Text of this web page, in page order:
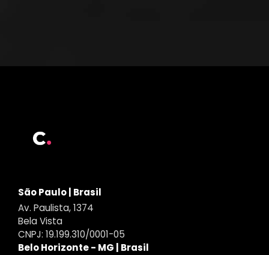
São Paulo | Brasil
Av. Paulista, 1374
Bela Vista
CNPJ: 19.199.310/0001-05
Belo Horizonte - MG | Brasil